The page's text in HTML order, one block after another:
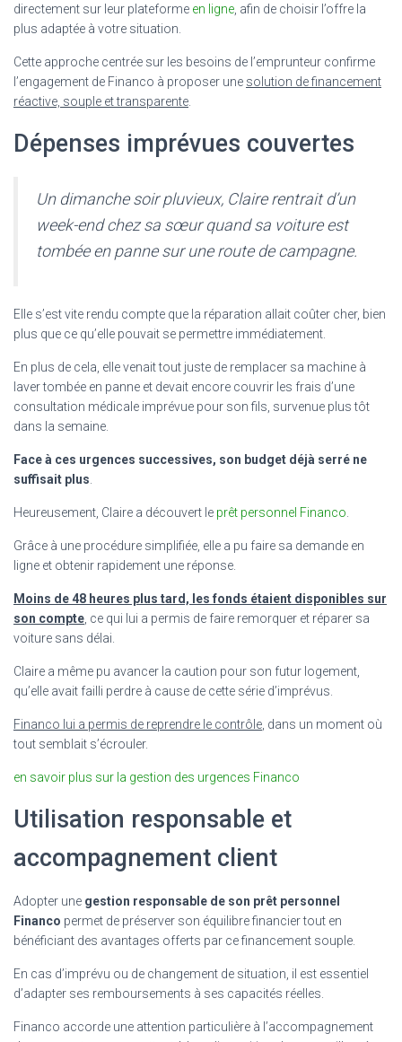
directement sur leur plateforme en ligne , afin de choisir l’offre la
plus adaptée à votre situation.
Cette approche centrée sur les besoins de l’emprunteur confirme
l’engagement de Financo à proposer une solution de financement
réactive, souple et transparente
Dépenses imprévues couvertes
Un dimanche soir pluvieux, Claire rentrait d’un
week-end chez sa sœur quand sa voiture est
tombée en panne sur une route de campagne.
Elle s’est vite rendu compte que la réparation allait coûter cher, bien
plus que ce qu’elle pouvait se permettre immédiatement.
En plus de cela, elle venait tout juste de remplacer sa machine à
laver tombée en panne et devait encore couvrir les frais d’une
consultation médicale imprévue pour son fils, survenue plus tôt
dans la semaine.
Face à ces urgences successives, son budget déjà serré ne
suffisait plus
Heureusement, Claire a découvert le prêt personnel Financo
Grâce à une procédure simplifiée, elle a pu faire sa demande en
ligne et obtenir rapidement une réponse.
Moins de 48 heures plus tard, les fonds étaient disponibles sur
son compte , ce qui lui a permis de faire remorquer et réparer sa
voiture sans délai.
Claire a même pu avancer la caution pour son futur logement,
qu’elle avait failli perdre à cause de cette série d’imprévus.
Financo lui a permis de reprendre le contrôle , dans un moment où
tout semblait s’écrouler.
en savoir plus sur la gestion des urgences Financo
Utilisation responsable et
accompagnement client
Adopter une gestion responsable de son prêt personnel
Financo permet de préserver son équilibre financier tout en
bénéficiant des avantages offerts par ce financement souple.
En cas d’imprévu ou de changement de situation, il est essentiel
d’adapter ses remboursements à ses capacités réelles.
Financo accorde une attention particulière à l’accompagnement